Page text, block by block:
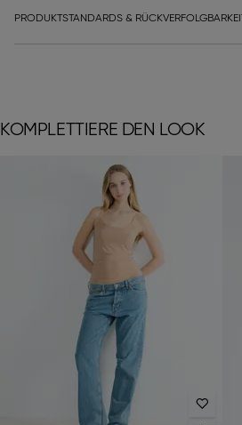
PRODUKTSTANDARDS & RÜCKVERFOLGBARKEIT
KOMPLETTIERE DEN LOOK